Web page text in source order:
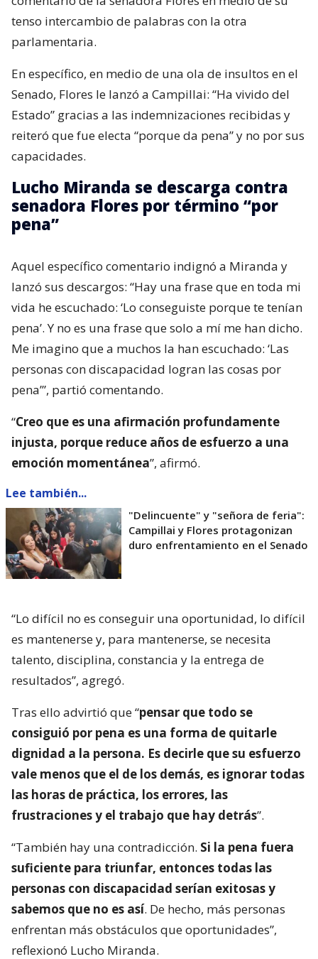
tenso intercambio de palabras con la otra
parlamentaria.
En específico, en medio de una ola de insultos en el
Senado, Flores le lanzó a Campillai: “Ha vivido del
Estado” gracias a las indemnizaciones recibidas y
reiteró que fue electa “porque da pena” y no por sus
capacidades.
Lucho Miranda se descarga contra
senadora Flores por término “por
pena”
Aquel específico comentario indignó a Miranda y
lanzó sus descargos: “Hay una frase que en toda mi
vida he escuchado: ‘Lo conseguiste porque te tenían
pena’. Y no es una frase que solo a mí me han dicho.
Me imagino que a muchos la han escuchado: ‘Las
personas con discapacidad logran las cosas por
pena’”, partió comentando.
“Creo que es una afirmación profundamente
injusta, porque reduce años de esfuerzo a una
emoción momentánea”, afirmó.
Lee también...
"Delincuente" y "señora de feria":
Campillai y Flores protagonizan
duro enfrentamiento en el Senado
“Lo difícil no es conseguir una oportunidad, lo difícil
es mantenerse y, para mantenerse, se necesita
talento, disciplina, constancia y la entrega de
resultados”, agregó.
Tras ello advirtió que “pensar que todo se
consiguió por pena es una forma de quitarle
dignidad a la persona. Es decirle que su esfuerzo
vale menos que el de los demás, es ignorar todas
las horas de práctica, los errores, las
frustraciones y el trabajo que hay detrás”.
“También hay una contradicción. Si la pena fuera
suficiente para triunfar, entonces todas las
personas con discapacidad serían exitosas y
sabemos que no es así. De hecho, más personas
enfrentan más obstáculos que oportunidades”,
reflexionó Lucho Miranda.